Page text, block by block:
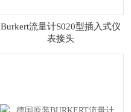
Burkert流量计S020型插入式仪
表接头